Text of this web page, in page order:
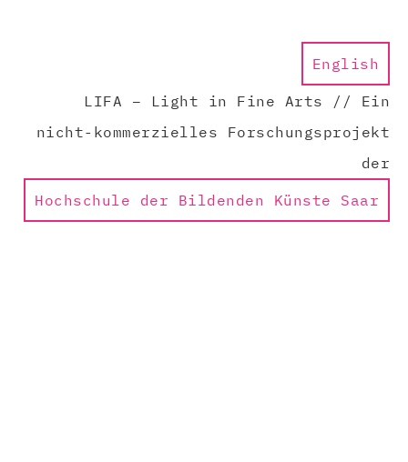
English
LIFA – Light in Fine Arts // Ein
nicht-kommerzielles Forschungsprojekt
der
Hochschule der Bildenden Künste Saar